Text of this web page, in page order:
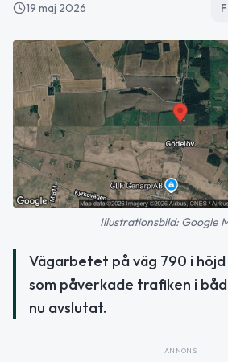
19 maj 2026
Illustrationsbild: Google
Vägarbetet på väg 790 i
som påverkade trafiken i
nu avslutat.
ANNONS